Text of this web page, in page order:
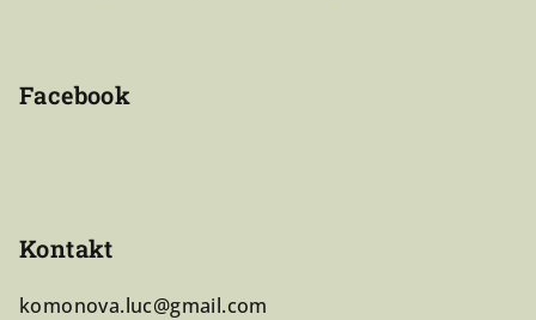
Facebook
Kontakt
komonova.luc@gmail.com